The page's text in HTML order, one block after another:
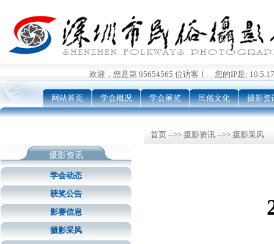
欢迎，您是第 95654565 位访客！ 您的IP是:
网站首页 学会概况 学会展览 民俗文化 摄影资
摄影资讯
学会动态
获奖公告
影赛信息
摄影采风
首页 -->> 摄影资讯 -->> 摄影采风